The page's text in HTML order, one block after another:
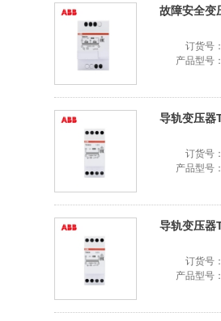
故障安全变
订货号
产品型号
导轨变压器
订货号
产品型号
导轨变压器
订货号
产品型号